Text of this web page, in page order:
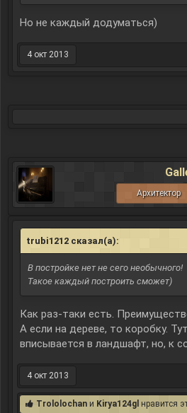
Но не каждый додуматься)
4 окт 2013
Архитектор
trubi1212 сказал(а):
В постройке нет не сего необычного!
Такое каждый построить сможет)
Как раз-таки есть.
А если на дереве, то коробку.
вписывается в ландшафт, но, к
4 окт 2013
Trololochan и Kirya124gl нравится